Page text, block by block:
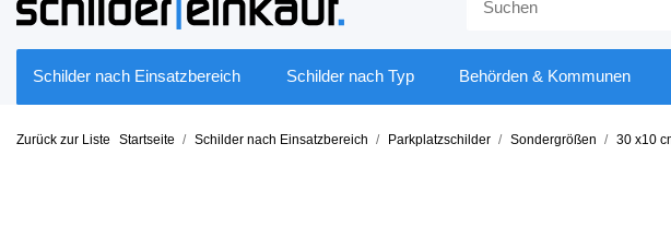
Schilder nach Einsatzbereich Schilder nach Typ Behörden & Kommunen
Zurück zur Liste Startseite Schilder nach Einsatzbereich Parkplatzschilder Sondergrößen 30 x10